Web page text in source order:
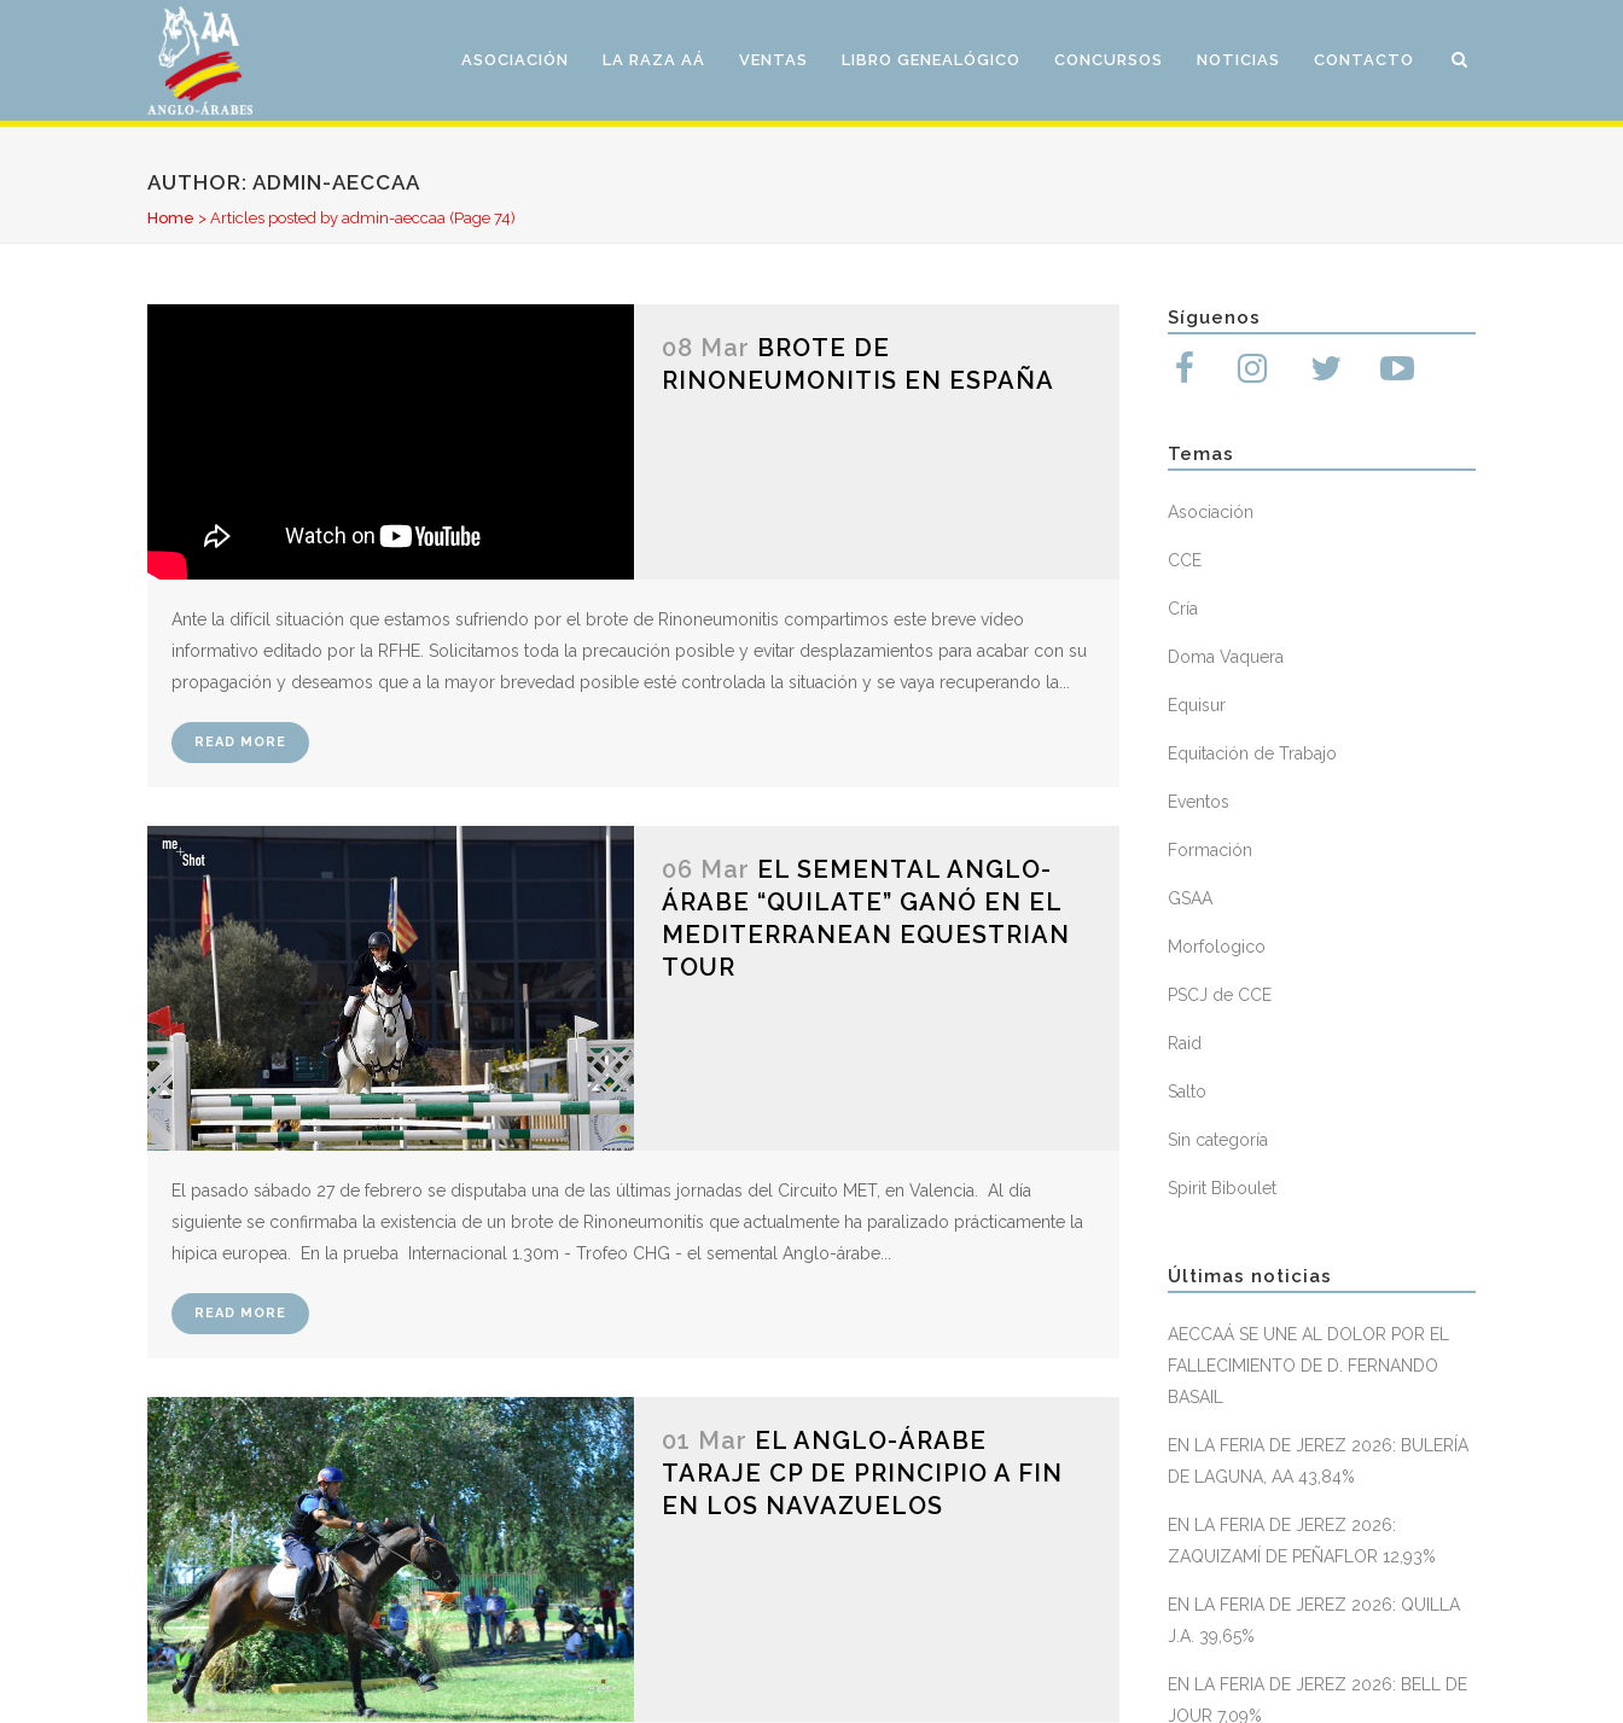
ASOCIACIÓN LA RAZA AÁ VENTAS LIBRO GENEALÓGICO CONCURSOS NOTICIAS CONTACTO
AUTHOR: ADMIN-AECCAA
Home > Articles posted by admin-aeccaa (Page 74)
08 Mar BROTE DE
RINONEUMONITIS EN ESPAÑA
Ante la difícil situación que estamos sufriendo por el brote de Rinoneumonitis compartimos este breve vídeo
informativo editado por la RFHE. Solicitamos toda la precaución posible y evitar desplazamientos para acabar con su
propagación y deseamos que a la mayor brevedad posible esté controlada la situación y se vaya recuperando la...
READ MORE
06 Mar EL SEMENTAL ANGLO-
ÁRABE “QUILATE” GANÓ EN EL
MEDITERRANEAN EQUESTRIAN
TOUR
El pasado sábado 27 de febrero se disputaba una de las últimas jornadas del Circuito MET, en Valencia. Al día
siguiente se confirmaba la existencia de un brote de Rinoneumonitís que actualmente ha paralizado prácticamente la
hípica europea. En la prueba Internacional 1.30m - Trofeo CHG - el semental Anglo-árabe...
READ MORE
01 Mar EL ANGLO-ÁRABE
TARAJE CP DE PRINCIPIO A FIN
EN LOS NAVAZUELOS
Síguenos
Temas
Asociación
CCE
Cría
Doma Vaquera
Equisur
Equitación de Trabajo
Eventos
Formación
GSAA
Morfologico
PSCJ de CCE
Raid
Salto
Sin categoría
Spirit Biboulet
Últimas noticias
AECCAÁ SE UNE AL DOLOR POR EL
FALLECIMIENTO DE D. FERNANDO
BASAIL
EN LA FERIA DE JEREZ 2026: BULERÍA
DE LAGUNA, AA 43,84%
EN LA FERIA DE JEREZ 2026:
ZAQUIZAMÍ DE PEÑAFLOR 12,93%
EN LA FERIA DE JEREZ 2026: QUILLA
J.A. 39,65%
EN LA FERIA DE JEREZ 2026: BELL DE
JOUR 7,09%